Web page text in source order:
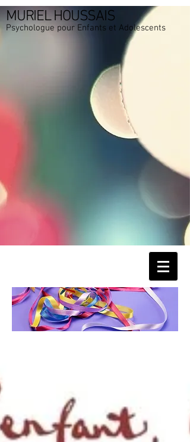
MURIEL HOUSSAIS
Psychologue pour Enfants et Adolescents